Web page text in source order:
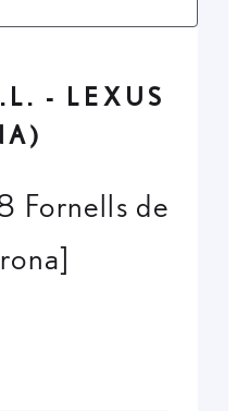
- LEXUS
Fornells de